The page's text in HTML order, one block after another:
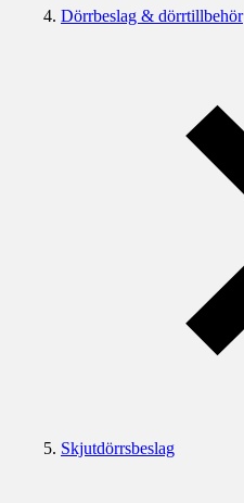
Dörrbeslag & dörrtillbehör
Skjutdörrsbeslag